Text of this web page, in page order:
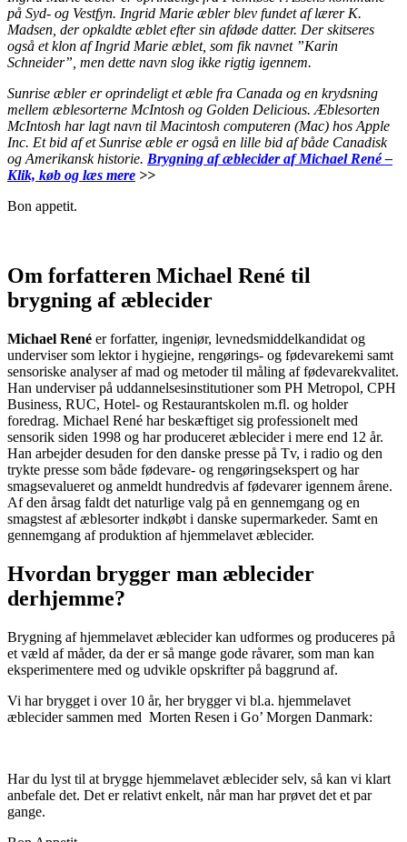
på Syd- og Vestfyn. Ingrid Marie æbler blev fundet af lærer K.
Madsen, der opkaldte æblet efter sin afdøde datter. Der skitseres
også et klon af Ingrid Marie æblet, som fik navnet ”Karin
Schneider”, men dette navn slog ikke rigtig igennem.
Sunrise æbler er oprindeligt et æble fra Canada og en krydsning
mellem æblesorterne McIntosh og Golden Delicious. Æblesorten
McIntosh har lagt navn til Macintosh computeren (Mac) hos Apple
Inc. Et bid af et Sunrise æble er også en lille bid af både Canadisk
og Amerikansk historie. Brygning af æblecider af Michael René –
Klik, køb og læs mere >>
Bon appetit.
Om forfatteren Michael René til
brygning af æblecider
Michael René er forfatter, ingeniør, levnedsmiddelkandidat og
underviser som lektor i hygiejne, rengørings- og fødevarekemi samt
sensoriske analyser af mad og metoder til måling af fødevarekvalitet.
Han underviser på uddannelsesinstitutioner som PH Metropol, CPH
Business, RUC, Hotel- og Restaurantskolen m.fl. og holder
foredrag. Michael René har beskæftiget sig professionelt med
sensorik siden 1998 og har produceret æblecider i mere end 12 år.
Han arbejder desuden for den danske presse på Tv, i radio og den
trykte presse som både fødevare- og rengøringsekspert og har
smagsevalueret og anmeldt hundredvis af fødevarer igennem årene.
Af den årsag faldt det naturlige valg på en gennemgang og en
smagstest af æblesorter indkøbt i danske supermarkeder. Samt en
gennemgang af produktion af hjemmelavet æblecider.
Hvordan brygger man æblecider
derhjemme?
Brygning af hjemmelavet æblecider kan udformes og produceres på
et væld af måder, da der er så mange gode råvarer, som man kan
eksperimentere med og udvikle opskrifter på baggrund af.
Vi har brygget i over 10 år, her brygger vi bl.a. hjemmelavet
æblecider sammen med Morten Resen i Go’ Morgen Danmark:
Har du lyst til at brygge hjemmelavet æblecider selv, så kan vi klart
anbefale det. Det er relativt enkelt, når man har prøvet det et par
gange.